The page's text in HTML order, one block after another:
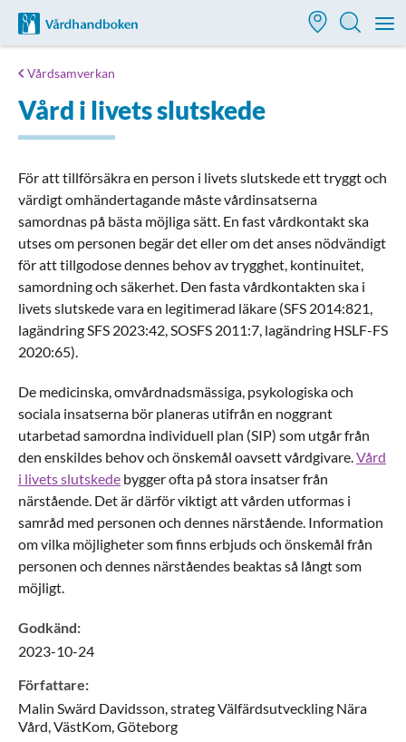
Till startsidan för Vårdhandboken
Vårdsamverkan
Vård i livets slutskede
För att tillförsäkra en person i livets slutskede ett tryggt och
värdigt omhändertagande måste vårdinsatserna
samordnas på bästa möjliga sätt. En fast vårdkontakt ska
utses om personen begär det eller om det anses nödvändigt
för att tillgodose dennes behov av trygghet, kontinuitet,
samordning och säkerhet. Den fasta vårdkontakten ska i
livets slutskede vara en legitimerad läkare (SFS 2014:821,
lagändring SFS 2023:42, SOSFS 2011:7, lagändring HSLF-FS
2020:65).
De medicinska, omvårdnadsmässiga, psykologiska och
sociala insatserna bör planeras utifrån en noggrant
utarbetad samordna individuell plan (SIP) som utgår från
den enskildes behov och önskemål oavsett vårdgivare.Vård
i livets slutskede bygger ofta på stora insatser från
närstående. Det är därför viktigt att vården utformas i
samråd med personen och dennes närstående. Information
om vilka möjligheter som finns erbjuds och önskemål från
personen och dennes närståendes beaktas så långt som
möjligt.
Godkänd:
2023-10-24
Författare:
Malin Swärd Davidsson,strateg Välfärdsutveckling Nära
Vård,VästKom,Göteborg